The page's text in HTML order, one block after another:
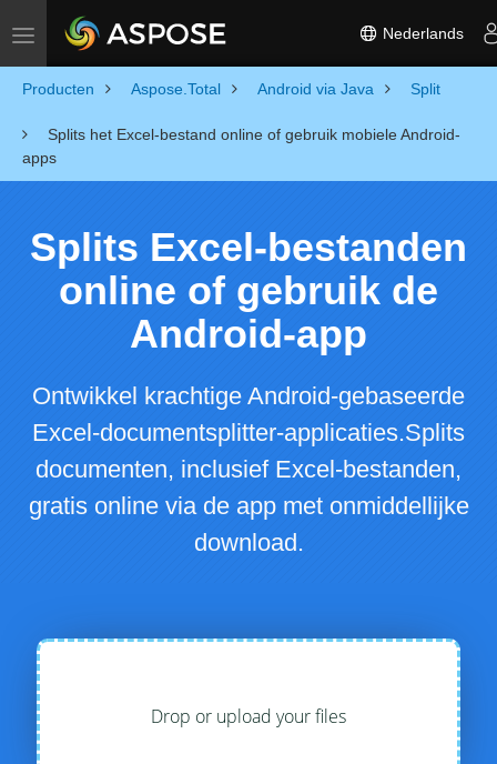
Toggle navigation Nederlands
Producten Aspose.Total Android via Java Split
Splits het Excel-bestand online of gebruik mobiele Android-
apps
Splits Excel-bestanden
online of gebruik de
Android-app
Ontwikkel krachtige Android-gebaseerde
Excel-documentsplitter-applicaties.Splits
documenten, inclusief Excel-bestanden,
gratis online via de app met onmiddellijke
download.